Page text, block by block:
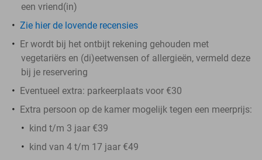
een vriend(in)
Zie hier de lovende recensies
Er wordt bij het ontbijt rekening gehouden met
vegetariërs en (di)eetwensen of allergieën, vermeld deze
bij je reservering
Eventueel extra: parkeerplaats voor €30
Extra persoon op de kamer mogelijk tegen een meerprijs:
kind t/m 3 jaar €39
kind van 4 t/m 17 jaar €49